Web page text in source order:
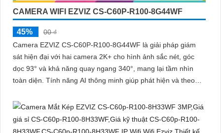
CAMERA WIFI EZVIZ CS-C60P-R100-8G44WF
45%
00 ₫
Camera EZVIZ CS-C60P-R100-8G44WF là giải pháp giám
sát hiện đại với hai camera 2K+ cho hình ảnh sắc nét, góc
dọc 93° và khả năng quay ngang 340°, mang lại tầm nhìn
toàn diện. Tính năng AI thông minh giúp phát hiện và theo